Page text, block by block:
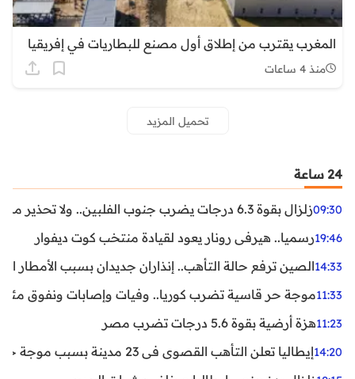
المغرب يقترب من إطلاق أول مصنع للبطاريات في إفريقيا
منذ 4 ساعات
تحميل المزيد
24 ساعة
09:30زلزال بقوة 6.3 درجات يضرب جنوب الفلبين.. ولا تحذير من تسونامي حتى الآن
19:46رسميا.. هيرفي رونار يعود لقيادة منتخب كوت ديفوار
14:33الصين ترفع حالة التأهب.. إنذاران جديدان بسبب الأمطار
11:33موجة حر قاسية تضرب كوريا.. وفيات وإصابات ونفوق مئات
11:23هزة أرضية بقوة 5.6 درجات تضرب مصر
14:20إيطاليا تعلن التأهب القصوى في 23 مدينة بسبب موجة حر شديدة